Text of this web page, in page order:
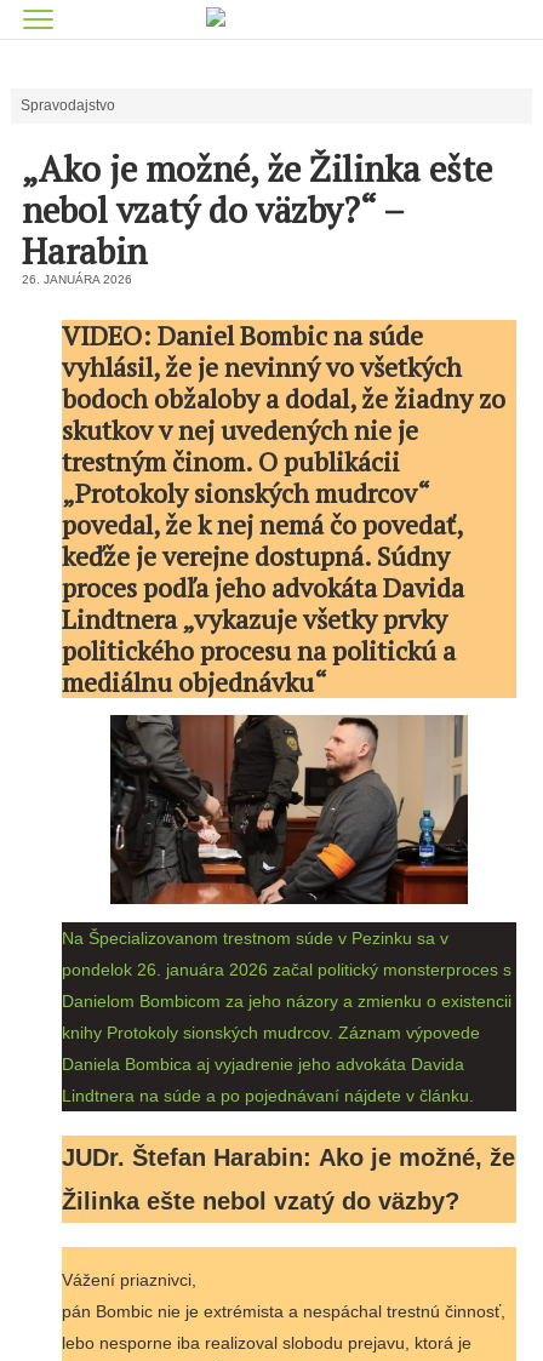
Spravodajstvo
„Ako je možné, že Žilinka ešte
nebol vzatý do väzby?“ –
Harabin
26. JANUÁRA 2026
VIDEO: Daniel Bombic na súde
vyhlásil, že je nevinný vo všetkých
bodoch obžaloby a dodal, že žiadny zo
skutkov v nej uvedených nie je
trestným činom. O publikácii
„Protokoly sionských mudrcov“
povedal, že k nej nemá čo povedať,
keďže je verejne dostupná. Súdny
proces podľa jeho advokáta Davida
Lindtnera „vykazuje všetky prvky
politického procesu na politickú a
mediálnu objednávku“
Na Špecializovanom trestnom súde v Pezinku sa v
pondelok 26. januára 2026 začal politický monsterproces s
Danielom Bombicom za jeho názory a zmienku o existencii
knihy Protokoly sionských mudrcov. Záznam výpovede
Daniela Bombica aj vyjadrenie jeho advokáta Davida
Lindtnera na súde a po pojednávaní nájdete v článku.
JUDr. Štefan Harabin: Ako je možné, že
Žilinka ešte nebol vzatý do väzby?
Vážení priaznivci,
pán Bombic nie je extrémista a nespáchal trestnú činnosť,
lebo nesporne iba realizoval slobodu prejavu, ktorá je